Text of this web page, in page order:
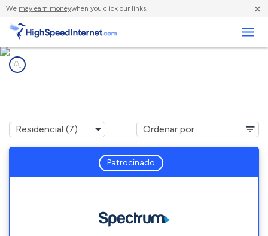
We may earn moneywhen you click our links. ×
Patrocinado